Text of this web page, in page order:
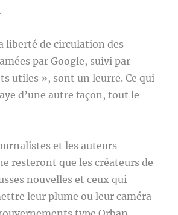
liberté de circulation des
par Google, suivi par
utiles », sont un leurre. Ce qui
d’une autre façon, tout le
et les auteurs
resteront que les créateurs de
nouvelles et ceux qui
leur plume ou leur caméra